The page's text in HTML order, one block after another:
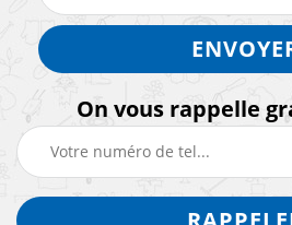
On vous rappelle